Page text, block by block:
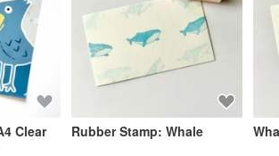
Clear
Rubber Stamp: Whale